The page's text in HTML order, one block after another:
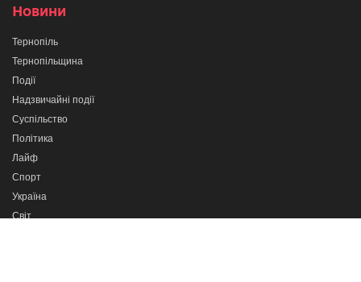
Новини
Тернопіль
Тернопільщина
Події
Надзвичайні події
Суспільство
Політика
Лайф
Спорт
Україна
Світ